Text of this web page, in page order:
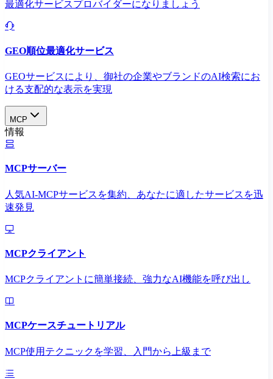
最適化サービスプロバイダーになりましょう
GEO順位最適化サービス
GEOサービスにより、御社の企業やブランドのAI検索にお
ける支配的な表示を実現​
MCP
情報
MCPサーバー
人気AI-MCPサービスを集約、あなたに適したサービスを迅
速発見
MCPクライアント
MCPクライアントに簡単接続、強力なAI機能を呼び出し
MCPケースチュートリアル
MCP使用テクニックを学習、入門から上級まで